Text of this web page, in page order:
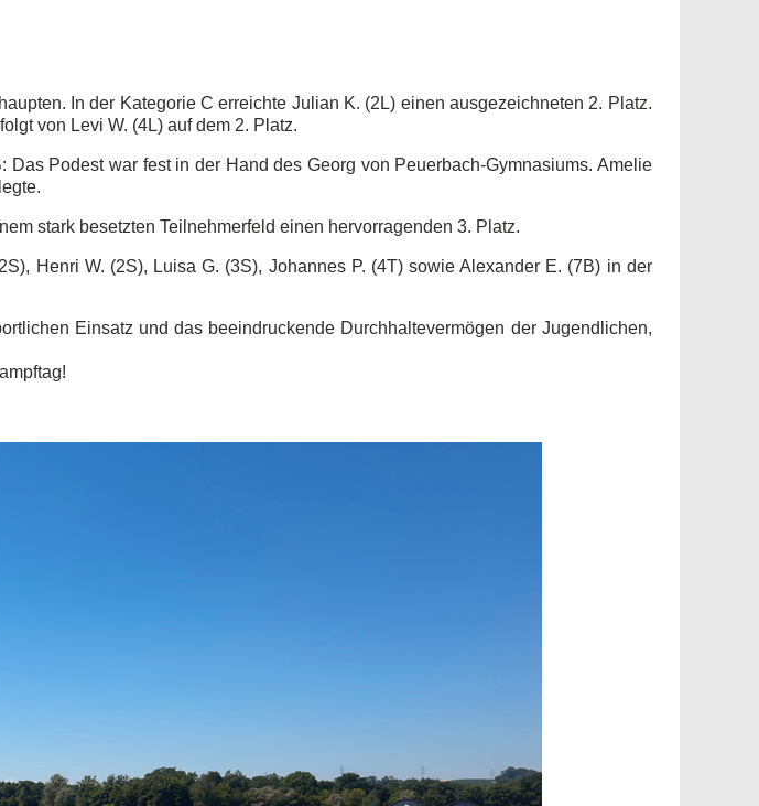
In der Kategorie C erreichte Julian K. (2L) einen ausgezeichneten 2. Platz.
von Levi W. (4L) auf dem 2. Platz.
Podest war fest in der Hand des Georg von Peuerbach-Gymnasiums. Amelie
stark besetzten Teilnehmerfeld einen hervorragenden 3. Platz.
Henri W. (2S), Luisa G. (3S), Johannes P. (4T) sowie Alexander E. (7B) in der
Einsatz und das beeindruckende Durchhaltevermögen der Jugendlichen,